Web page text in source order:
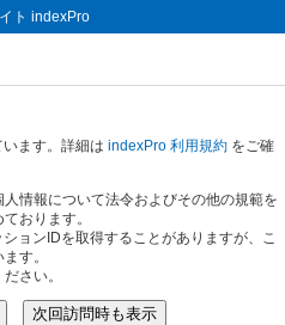
ト indexPro
ます。詳細は indexPro 利用規約 をご確
情報について法令およびその他の規範を
おります。
ョンIDを取得することがありますが、こ
す。
さい。